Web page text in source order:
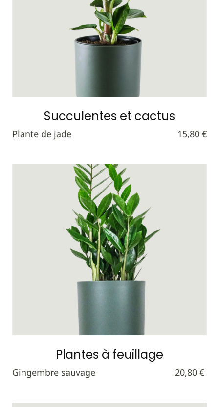
Succulentes et cactus
Plante de jade 15,80 €
Plantes à feuillage
Gingembre sauvage 20,80 €